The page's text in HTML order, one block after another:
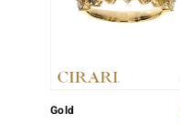
Gold